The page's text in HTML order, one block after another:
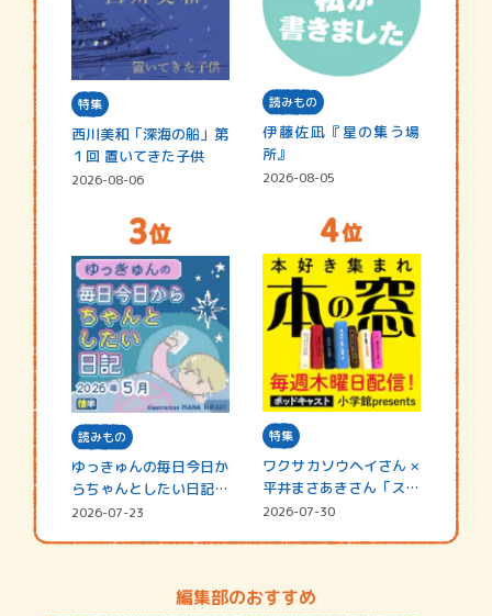
特集
西川美和「深海の船」第
１回 置いてきた子供
2026-08-06
読みもの
伊藤佐凪『星の集う場
所』
2026-08-05
読みもの
ゆっきゅんの毎日今日か
らちゃんとしたい日記
☆202…
2026-07-23
特集
ワクサカソウヘイさん ×
平井まさあきさん「スペ
シャ…
2026-07-30
編集部のおすすめ